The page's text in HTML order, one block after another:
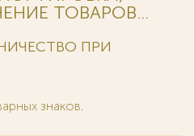
ТОВАРОВ...
ПРИ
знаков.